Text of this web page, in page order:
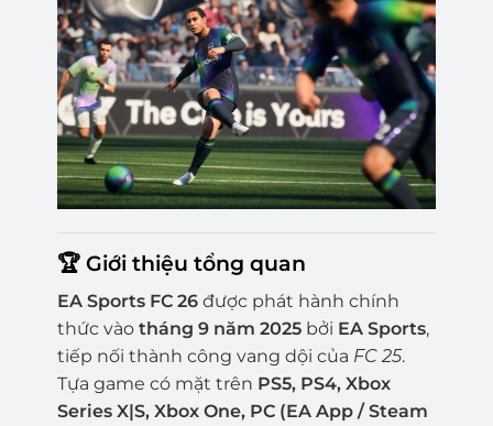
🏆 Giới thiệu tổng quan
EA Sports FC 26được phát hành chính
thức vào tháng 9 năm 2025bởi EA Sports,
tiếp nối thành công vang dội của FC 25.
Tựa game có mặt trên PS5, PS4, Xbox
Series X|S, Xbox One, PC (EA App / Steam